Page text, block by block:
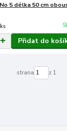
5 délka 50 cm
ks
Přidat do
strana z 1